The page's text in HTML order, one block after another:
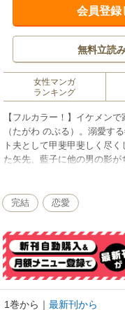
会員登録
無料立読
女性マンガ
ランキング
【フルカラー！】イケメン
（たがわ のぶる）。溺愛す
ト夫として甲斐甲斐しく尽
た矢先、藍子に他の男の影
リアルに描く、読めば必ず“
完結 恋愛
1巻から ｜ 最新刊から